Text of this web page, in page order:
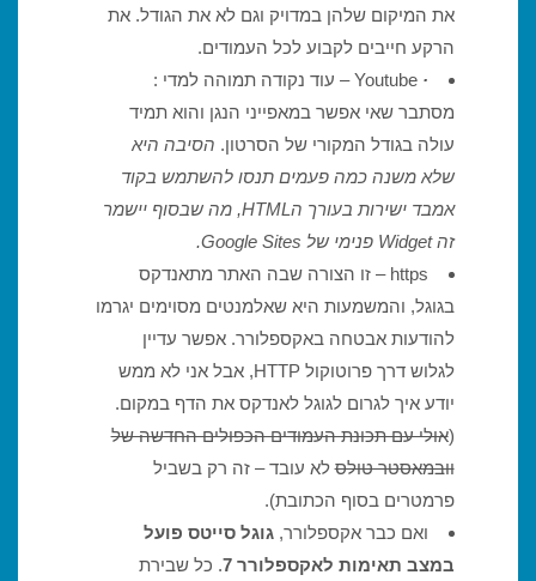
את המיקום שלהן במדויק וגם לא את הגודל. את
הרקע חייבים לקבוע לכל העמודים.
·
Youtube – עוד נקודה תמוהה למדי :
מסתבר שאי אפשר במאפייני הנגן והוא תמיד
עולה בגודל המקורי של הסרטון. הסיבה היא
שלא משנה כמה פעמים תנסו להשתמש בקוד
אמבד ישירות בעורך הHTML, מה שבסוף יישמר
זהWidget פנימי של Google Sites
.
https – זו הצורה שבה האתר מתאנדקס
בגוגל, והמשמעות היא שאלמנטים מסוימים יגרמו
להודעות אבטחה באקספלורר. אפשר עדיין
לגלוש דרך פרוטוקול HTTP, אבל אני לא ממש
יודע איך לגרום לגוגל לאנדקס את הדף במקום.
(אולי עם תכונת העמודים הכפולים החדשה של
וובמאסטר טולסלא עובד – זה רק בשביל
פרמטרים בסוף הכתובת).
ואם כבר אקספלורר, גוגל סייטס פועל
במצב תאימות לאקספלורר 7 . כל שבירת